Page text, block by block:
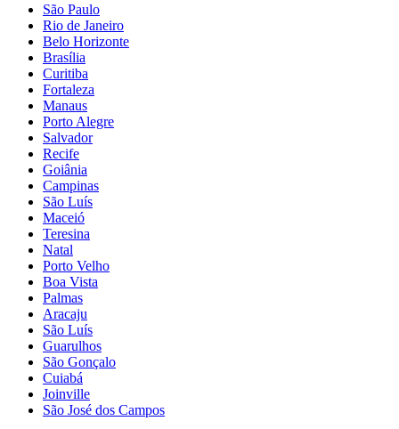
São Paulo
Rio de Janeiro
Belo Horizonte
Brasília
Curitiba
Fortaleza
Manaus
Porto Alegre
Salvador
Recife
Goiânia
Campinas
São Luís
Maceió
Teresina
Natal
Porto Velho
Boa Vista
Palmas
Aracaju
São Luís
Guarulhos
São Gonçalo
Cuiabá
Joinville
São José dos Campos